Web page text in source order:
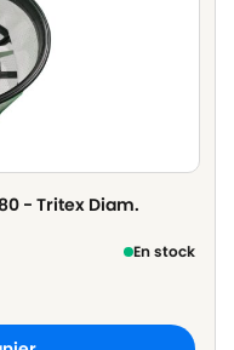
- Tritex Diam.
En stock